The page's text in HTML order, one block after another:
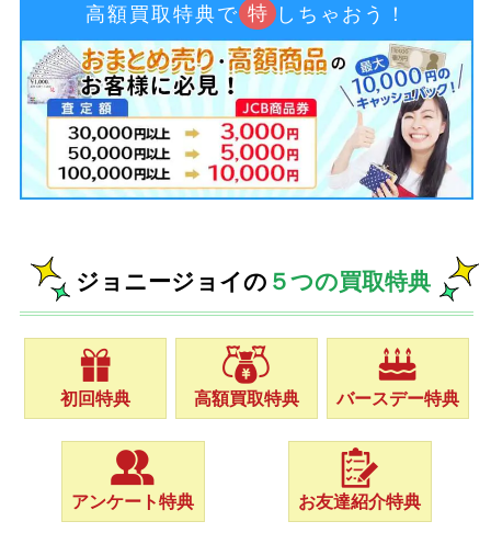
高額買取特典で 特 しちゃおう！
ジョニージョイの ５つの買取特典
初回特典 高額買取特典 バースデー特典
アンケート特典 お友達紹介特典